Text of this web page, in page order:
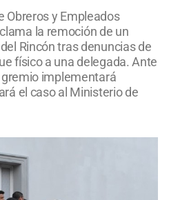
Obreros y Empleados
la remoción de un
Rincón tras denuncias de
físico a una delegada. Ante
gremio implementará
el caso al Ministerio de